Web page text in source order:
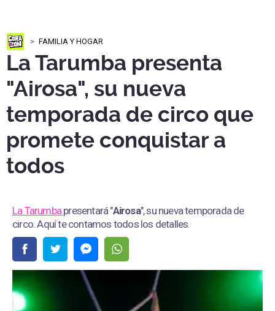
FAMILIA Y HOGAR
La Tarumba presenta
"Airosa", su nueva
temporada de circo que
promete conquistar a
todos
La Tarumbapresentará "Airosa", su nueva temporada de
circo. Aquí te contamos todos los detalles.